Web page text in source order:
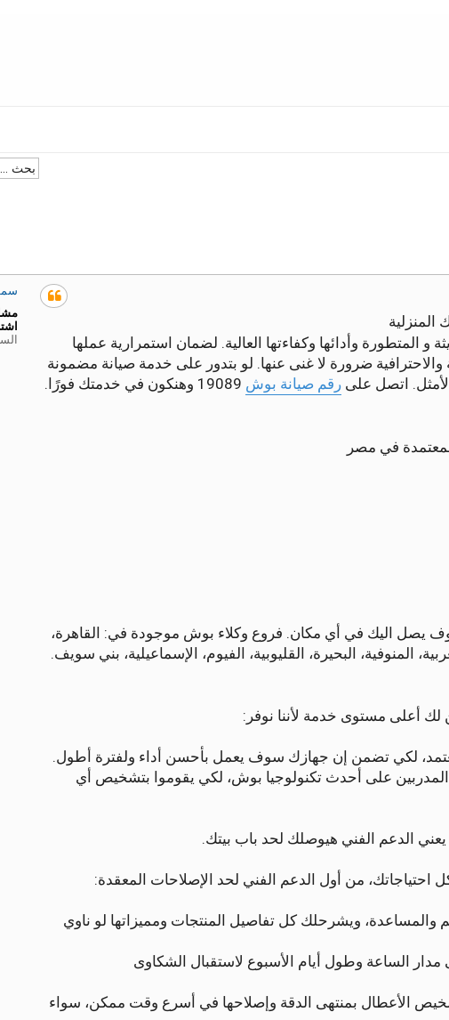
المنزلية
المتطورة وأدائها وكفاءتها العالية. لضمان استمرارية عملها
ضرورة لا غنى عنها. لو بتدور على خدمة صيانة مضمونة
اتصل على رقم صيانة بوش
في مصر
اليك في أي مكان. فروع وكلاء بوش موجودة في: القاهرة،
المنوفية، البحيرة، القليوبية، الفيوم، الإسماعيلية، بني سويف.
أعلى مستوى خدمة لأننا نوفر:
المدربين على أحدث تكنولوجيا بوش، لكي يقوموا بتشخيص أي
الدعم الفني هيوصلك لحد باب بيتك.
من أول الدعم الفني لحد الإصلاحات المعقدة:
والمساعدة، ويشرحلك كل تفاصيل المنتجات ومميزاتها لو ناوي
شغال على مدار الساعة وطول أيام الأسبوع لاستقبال الشكاوى
الأعطال بمنتهى الدقة وإصلاحها في أسرع وقت ممكن، سواء